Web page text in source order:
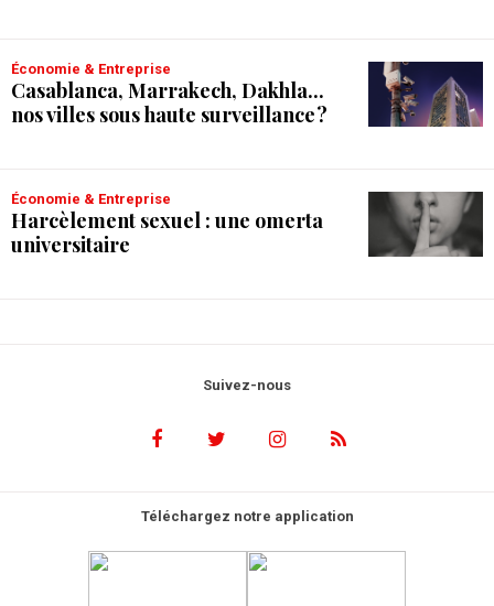
Économie & Entreprise
Casablanca, Marrakech, Dakhla...
nos villes sous haute surveillance ?
Économie & Entreprise
Harcèlement sexuel : une omerta
universitaire
Suivez-nous
Téléchargez notre application